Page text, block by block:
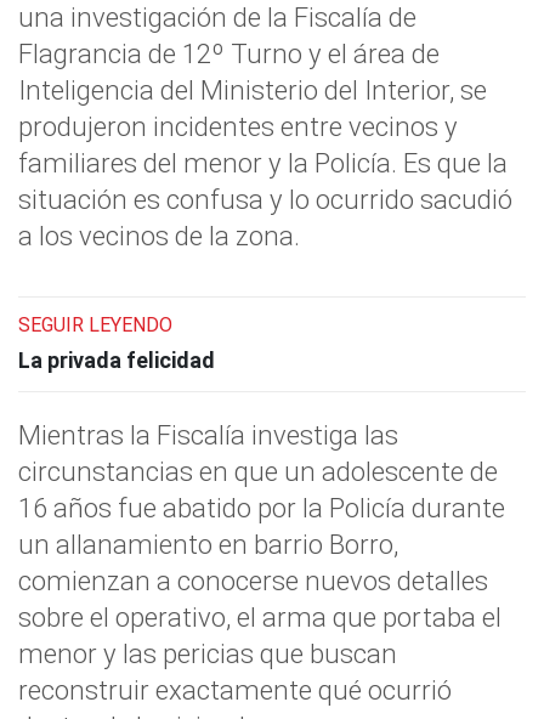
una investigación de la Fiscalía de
Flagrancia de 12º Turno y el área de
Inteligencia del Ministerio del Interior, se
produjeron incidentes entre vecinos y
familiares del menor y la Policía. Es que la
situación es confusa y lo ocurrido sacudió
a los vecinos de la zona.
SEGUIR LEYENDO
La privada felicidad
Mientras la Fiscalía investiga las
circunstancias en que un adolescente de
16 años fue abatido por la Policía durante
un allanamiento en barrio Borro,
comienzan a conocerse nuevos detalles
sobre el operativo, el arma que portaba el
menor y las pericias que buscan
reconstruir exactamente qué ocurrió